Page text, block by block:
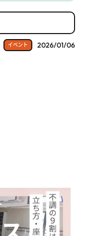
イベント 2026/01/06